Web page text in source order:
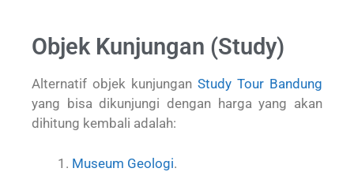
Objek Kunjungan (Study)
Alternatif objek kunjungan Study Tour Bandung
yang bisa dikunjungi dengan harga yang akan
dihitung kembali adalah:
Museum Geologi.